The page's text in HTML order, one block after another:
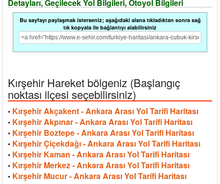
Detayları, Geçilecek Yol Bilgileri, Otoyol Bilgileri
Bu sayfayı paylaşmak isterseniz; aşağıdaki alana tıkladıktan sonra sağ
tık kopyala ile bağlantıyı alabilirsiniz
Kırşehir Hareket bölgeniz (Başlangıç
noktası ilçesi seçebilirsiniz)
• Kırşehir Akçakent - Ankara Arası Yol Tarifi Haritası
• Kırşehir Akpınar - Ankara Arası Yol Tarifi Haritası
• Kırşehir Boztepe - Ankara Arası Yol Tarifi Haritası
• Kırşehir Çiçekdağı - Ankara Arası Yol Tarifi Haritası
• Kırşehir Kaman - Ankara Arası Yol Tarifi Haritası
• Kırşehir Merkez - Ankara Arası Yol Tarifi Haritası
• Kırşehir Mucur - Ankara Arası Yol Tarifi Haritası